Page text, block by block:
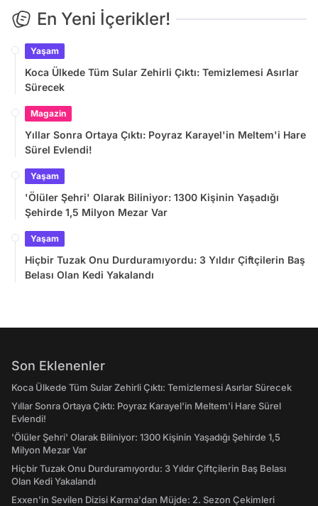
En Yeni İçerikler!
Yaşam
Koca Ülkede Tüm Sular Zehirli Çıktı: Temizlemesi Asırlar
Sürecek
Magazin
Yıllar Sonra Ortaya Çıktı: Poyraz Karayel'in Meltem'i Hare
Sürel Evlendi!
Yaşam
'Ölüler Şehri' Olarak Biliniyor: 1300 Kişinin Yaşadığı
Şehirde 1,5 Milyon Mezar Var
Yaşam
Hiçbir Tuzak Onu Durduramıyordu: 3 Yıldır Çiftçilerin Baş
Belası Olan Kedi Yakalandı
Son Eklenenler
Koca Ülkede Tüm Sular Zehirli Çıktı: Temizlemesi Asırlar Sürecek
Yıllar Sonra Ortaya Çıktı: Poyraz Karayel'in Meltem'i Hare Sürel
Evlendi!
'Ölüler Şehri' Olarak Biliniyor: 1300 Kişinin Yaşadığı Şehirde 1,5
Milyon Mezar Var
Hiçbir Tuzak Onu Durduramıyordu: 3 Yıldır Çiftçilerin Baş Belası
Olan Kedi Yakalandı
Exxen'in Sevilen Dizisi Karma'dan Müjde: 2. Sezon Çekimleri